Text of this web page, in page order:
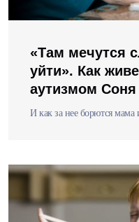
«Там мечутся
уйти». Как
аутизмом
И как за нее борются мама